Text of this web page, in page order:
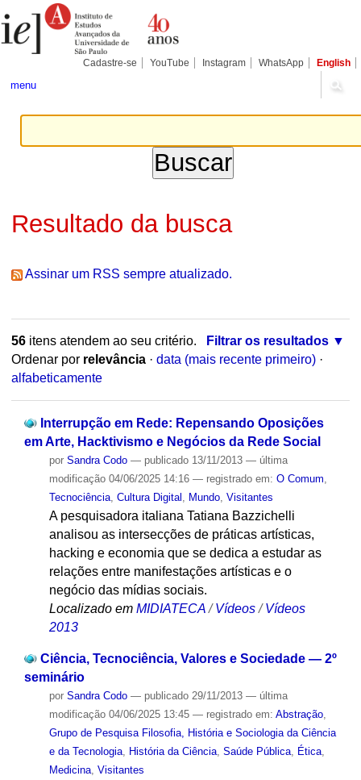
para
conteúdo.
Pessoais
Cadastre-se YouTube Instagram WhatsApp English
menu
Resultado da busca
Assinar um RSS sempre atualizado.
56itens atendem ao seu critério.
Filtrar os resultados
Ordenar por relevância · data (mais recente primeiro) ·
alfabeticamente
Interrupção em Rede: Repensando Oposições
em Arte, Hacktivismo e Negócios da Rede Social
por Sandra Codo — publicado13/11/2013 — última
modificação04/06/2025 14:16 — registrado em: O Comum
Tecnociência, Cultura Digital Mundo, Visitantes
A pesquisadora italiana Tatiana Bazzichelli
analisou as intersecções de práticas artísticas,
hacking e economia que se dedica a estudar as
relações entre manifestações artísticas e o
negócio das mídias sociais.
Localizado em MIDIATECA /Vídeos /Vídeos
2013
Ciência, Tecnociência, Valores e Sociedade — 2º
seminário
por Sandra Codo — publicado29/11/2013 — última
modificação04/06/2025 13:45 — registrado em: Abstração,
Grupo de Pesquisa Filosofia, História e Sociologia da Ciência
e da Tecnologia, História da Ciência, Saúde Pública, Ética,
Medicina, Visitantes